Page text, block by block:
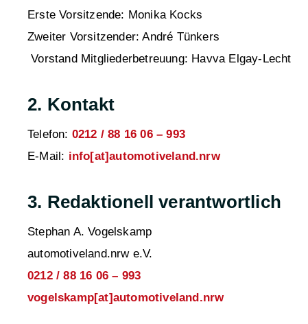
Erste Vorsitzende: Monika Kocks
Zweiter Vorsitzender: André Tünkers
Vorstand Mitgliederbetreuung: Havva Elgay-Lecht
2. Kontakt
Telefon: 0212 / 88 16 06 – 993
E-Mail: info[at]automotiveland.nrw
3. Redaktionell verantwortlich
Stephan A. Vogelskamp
automotiveland.nrw e.V.
0212 / 88 16 06 – 993
vogelskamp[at]automotiveland.nrw